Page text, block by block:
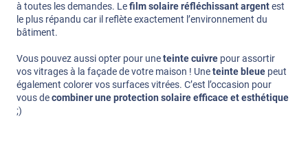
à toutes les demandes. Lefilm solaire réfléchissant argentest
le plus répandu car il reflète exactement l’environnement du
bâtiment.
Vous pouvez aussi opter pour uneteinte cuivre pour assortir
vos vitrages à la façade de votre maison ! Uneteinte bleue peut
également colorer vos surfaces vitrées. C’est l’occasion pour
vous decombiner une protection solaire efficace et esthétique
;)